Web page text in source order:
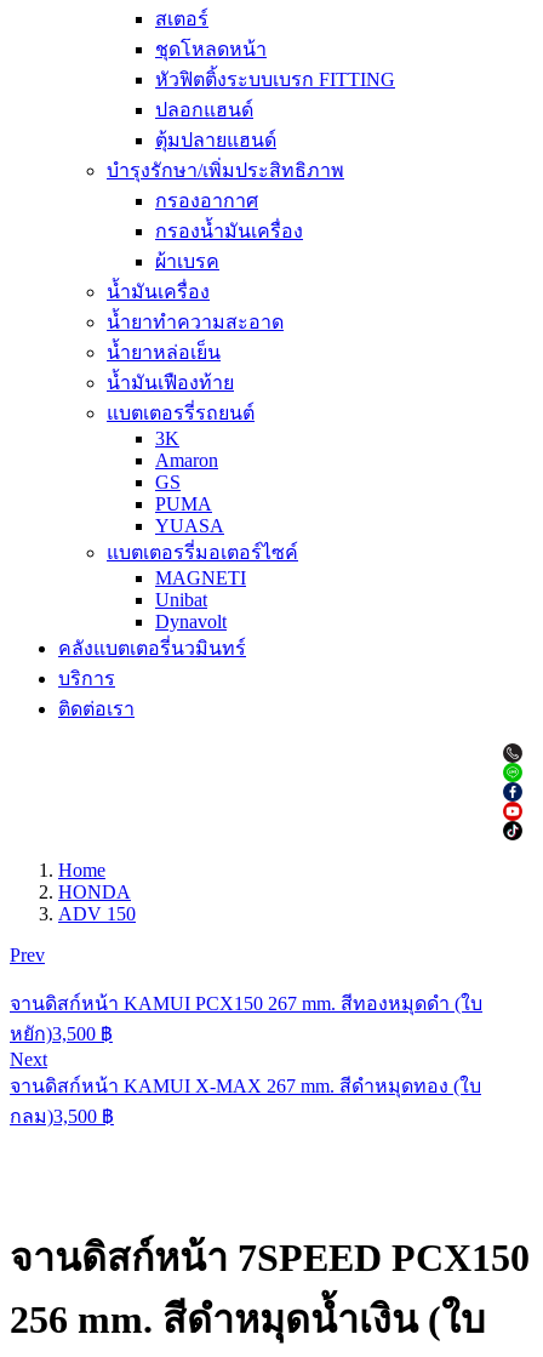
สเตอร์
ชุดโหลดหน้า
หัวฟิตติ้งระบบเบรก FITTING
ปลอกแฮนด์
ตุ้มปลายแฮนด์
บำรุงรักษา/เพิ่มประสิทธิภาพ
กรองอากาศ
กรองน้ำมันเครื่อง
ผ้าเบรค
น้ำมันเครื่อง
น้ำยาทำความสะอาด
น้ำยาหล่อเย็น
น้ำมันเฟืองท้าย
แบตเตอรรี่รถยนต์
3K
Amaron
GS
PUMA
YUASA
แบตเตอรรี่มอเตอร์ไซค์
MAGNETI
Unibat
Dynavolt
คลังแบตเตอรี่นวมินทร์
บริการ
ติดต่อเรา
Home
HONDA
ADV 150
Prev
จานดิสก์หน้า KAMUI PCX150 267 mm. สีทองหมุดดำ (ใบ
หยัก)3,500 ฿
Next
จานดิสก์หน้า KAMUI X-MAX 267 mm. สีดำหมุดทอง (ใบ
กลม)3,500 ฿
จานดิสก์หน้า 7SPEED PCX150
256 mm. สีดำหมุดน้ำเงิน (ใบ